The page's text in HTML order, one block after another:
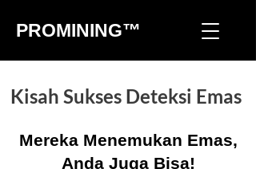
PROMINING™
Kisah Sukses Deteksi Emas
Mereka Menemukan Emas,
Anda Juga Bisa!